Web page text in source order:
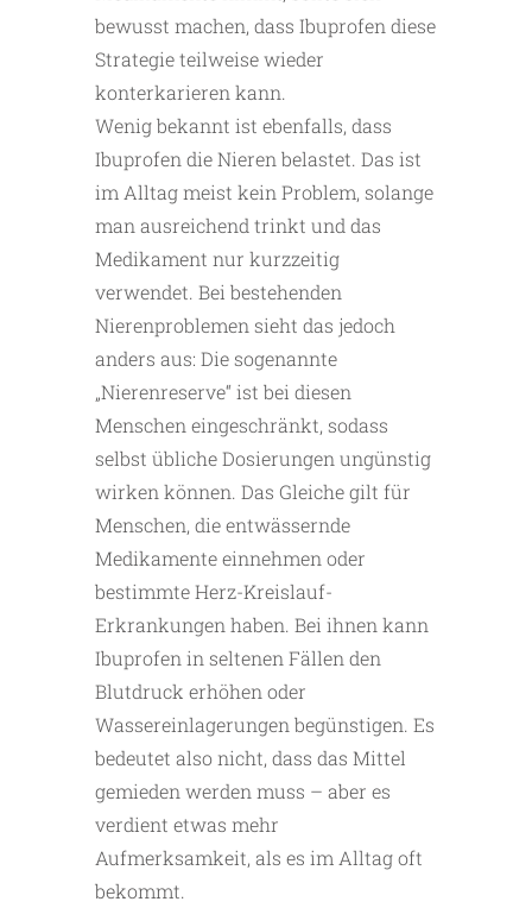
bewusst machen, dass Ibuprofen diese
Strategie teilweise wieder
konterkarieren kann.
Wenig bekannt ist ebenfalls, dass
Ibuprofen die Nieren belastet. Das ist
im Alltag meist kein Problem, solange
man ausreichend trinkt und das
Medikament nur kurzzeitig
verwendet. Bei bestehenden
Nierenproblemen sieht das jedoch
anders aus: Die sogenannte
„Nierenreserve“ ist bei diesen
Menschen eingeschränkt, sodass
selbst übliche Dosierungen ungünstig
wirken können. Das Gleiche gilt für
Menschen, die entwässernde
Medikamente einnehmen oder
bestimmte Herz-Kreislauf-
Erkrankungen haben. Bei ihnen kann
Ibuprofen in seltenen Fällen den
Blutdruck erhöhen oder
Wassereinlagerungen begünstigen. Es
bedeutet also nicht, dass das Mittel
gemieden werden muss – aber es
verdient etwas mehr
Aufmerksamkeit, als es im Alltag oft
bekommt.